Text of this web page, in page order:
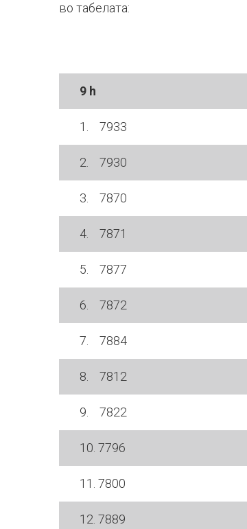
во табелата:
9 h
1. 7933
2. 7930
3. 7870
4. 7871
5. 7877
6. 7872
7. 7884
8. 7812
9. 7822
10. 7796
11. 7800
12. 7889